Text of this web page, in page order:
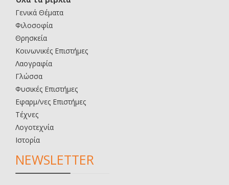
Γενικά Θέματα
Φιλοσοφία
Θρησκεία
Κοινωνικές Επιστήμες
Λαογραφία
Γλώσσα
Φυσικές Επιστήμες
Εφαρμ/νες Επιστήμες
Τέχνες
Λογοτεχνία
Ιστορία
NEWSLETTER